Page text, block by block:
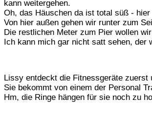
kann weitergehen.
Oh, das Häuschen da ist total süß -
Von hier außen gehen wir runter zum
Die restlichen Meter zum Pier wollen
Ich kann mich gar nicht satt sehen, der
Lissy entdeckt die Fitnessgeräte
Sie bekommt von einem der Personal
Hm, die Ringe hängen für sie noch zu